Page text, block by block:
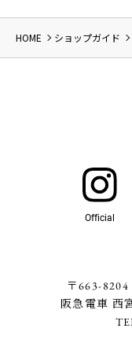
HOME ショップガイド
Official
〒663-
阪急電車 西